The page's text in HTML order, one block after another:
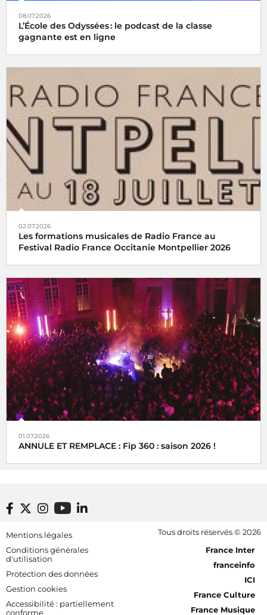
08.07.2026
L’École des Odyssées : le podcast de la classe
gagnante est en ligne
02.07.2026
Les formations musicales de Radio France au
Festival Radio France Occitanie Montpellier 2026
01.07.2026
ANNULE ET REMPLACE : Fip 360 : saison 2026 !
Footer bottom
Mentions légales
Conditions générales
d'utilisation
Protection des données
Gestion cookies
Accessibilité : partiellement
conforme
Tous droits réservés © 2026
[RDF] Pied de page - Mobile
France Inter
franceinfo
ICI
France Culture
France Musique